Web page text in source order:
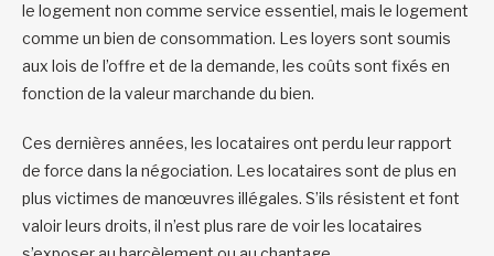
le logement non comme service essentiel, mais le logement
comme un bien de consommation. Les loyers sont soumis
aux lois de l’offre et de la demande, les coûts sont fixés en
fonction de la valeur marchande du bien.
Ces dernières années, les locataires ont perdu leur rapport
de force dans la négociation. Les locataires sont de plus en
plus victimes de manœuvres illégales. S’ils résistent et font
valoir leurs droits, il n’est plus rare de voir les locataires